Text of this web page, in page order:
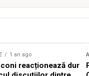
1 an ago
reacționează dur